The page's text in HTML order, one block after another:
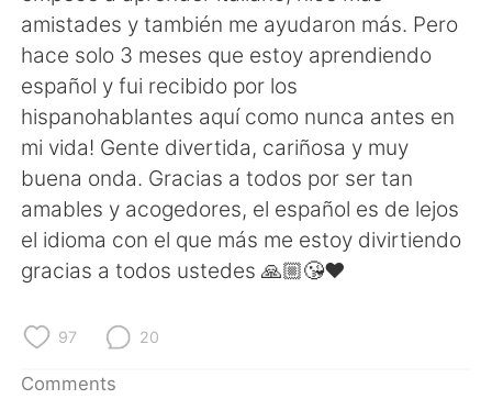
简体中文 繁體中文
Español العربية
Français Deutsch
日本語 한국어
Русский
Indonesia Italiano
Türkçe
Português
amistades y también me ayudaron más. Pero
hace solo 3 meses que estoy aprendiendo
español y fui recibido por los
hispanohablantes aquí como nunca antes en
mi vida! Gente divertida, cariñosa y muy
buena onda. Gracias a todos por ser tan
amables y acogedores, el español es de lejos
el idioma con el que más me estoy divirtiendo
gracias a todos ustedes 🙏🏼😘❤
97 20
Comments